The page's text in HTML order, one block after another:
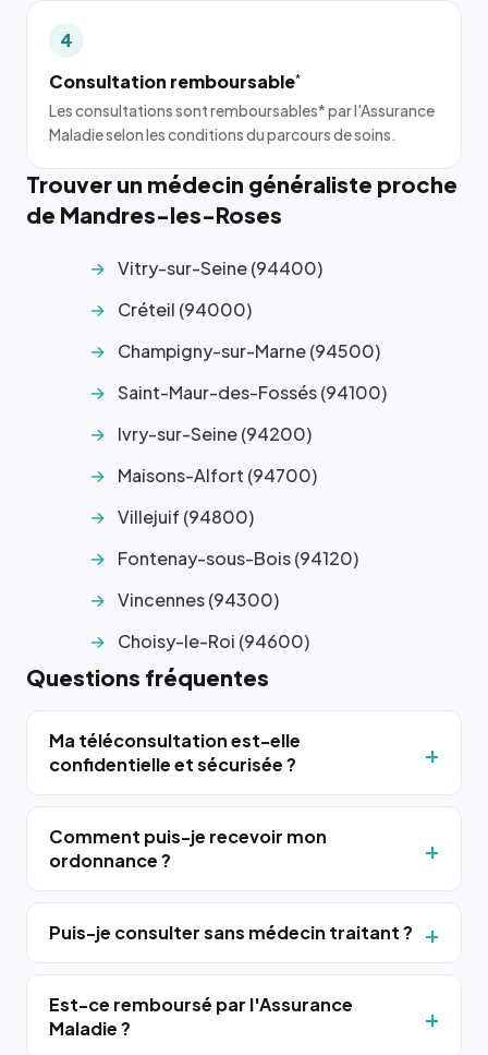
4
Consultation remboursable*
Les consultations sont remboursables* par l'Assurance
Maladie selon les conditions du parcours de soins.
Trouver un médecin généraliste proche
de Mandres-les-Roses
Vitry-sur-Seine (94400)
Créteil (94000)
Champigny-sur-Marne (94500)
Saint-Maur-des-Fossés (94100)
Ivry-sur-Seine (94200)
Maisons-Alfort (94700)
Villejuif (94800)
Fontenay-sous-Bois (94120)
Vincennes (94300)
Choisy-le-Roi (94600)
Questions fréquentes
Ma téléconsultation est-elle
confidentielle et sécurisée ?
Comment puis-je recevoir mon
ordonnance ?
Puis-je consulter sans médecin traitant ?
Est-ce remboursé par l'Assurance
Maladie ?